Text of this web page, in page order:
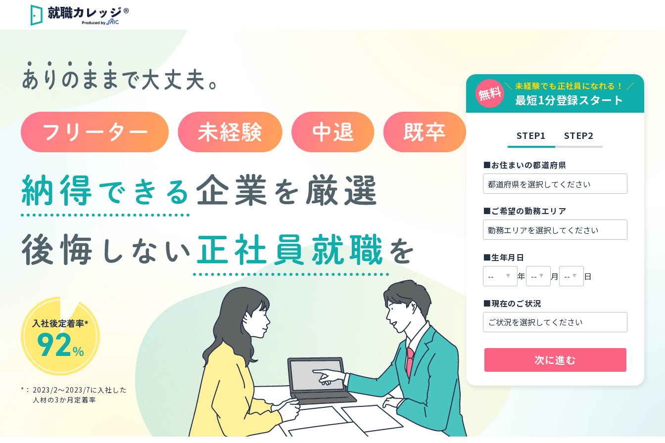
2023/2～2023/7に入社した
人材の3か月定着率
＼ 未経験でも正社員になれる！ ／
最短1分登録スタート
STEP1 STEP2
■お住まいの都道府県
■ご希望の勤務エリア
■生年月日
年
月 日
■現在のご状況
次に進む